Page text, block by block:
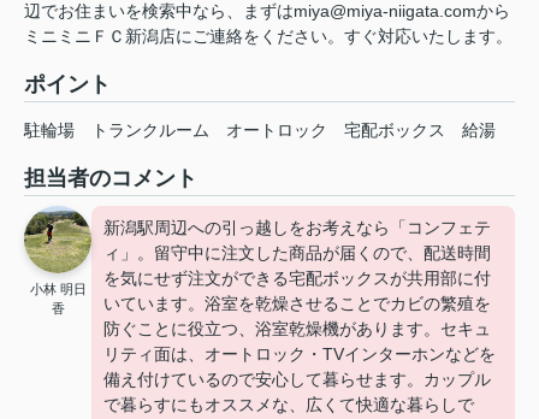
辺でお住まいを検索中なら、まずはmiya@miya-niigata.comから
ミニミニＦＣ新潟店にご連絡をください。すぐ対応いたします。
ポイント
駐輪場 トランクルーム オートロック 宅配ボックス 給湯
担当者のコメント
小林 明日
香
新潟駅周辺への引っ越しをお考えなら「コンフェテ
ィ」。留守中に注文した商品が届くので、配送時間
を気にせず注文ができる宅配ボックスが共用部に付
いています。浴室を乾燥させることでカビの繁殖を
防ぐことに役立つ、浴室乾燥機があります。セキュ
リティ面は、オートロック・TVインターホンなどを
備え付けているので安心して暮らせます。カップル
で暮らすにもオススメな、広くて快適な暮らしで